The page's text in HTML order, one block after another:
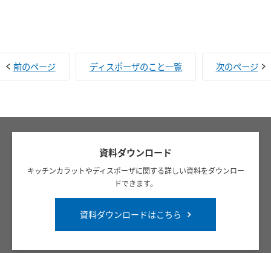
前のページ ディスポーザのこと一覧 次のページ
資料ダウンロード
キッチンカラットやディスポーザに関する詳しい資料をダウンロー
ドできます。
資料ダウンロードはこちら